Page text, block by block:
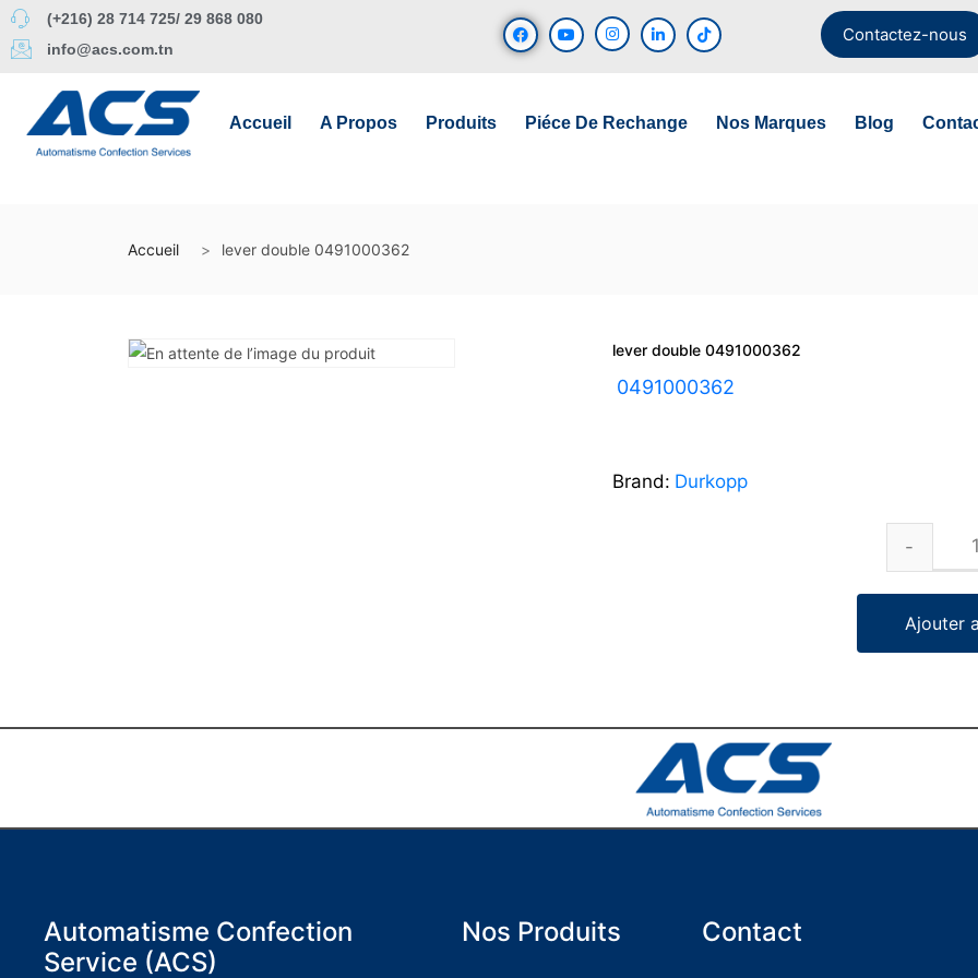
(+216) 28 714 725/ 29 868 080
info@acs.com.tn
Contactez-nous
Accueil A Propos Produits Piéce De Rechange Nos Marques Blog
Accueil lever double 0491000362
lever double 0491000362
0491000362
Brand: Durkopp
Ajouter
Automatisme Confection
Service (ACS)
Nos Produits Contact